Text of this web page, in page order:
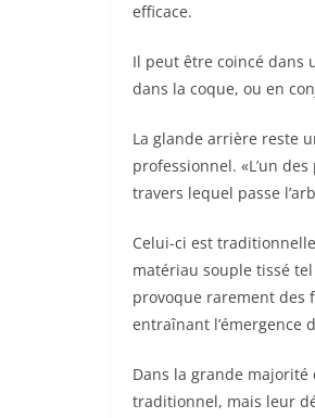
efficace.
Il peut être coincé dans
dans la coque, ou en
La glande arrière reste
professionnel. «L’un
travers lequel passe
Celui-ci est
matériau souple tissé
provoque rarement des
entraînant l’émergence
Dans la grande
traditionnel, mais leur